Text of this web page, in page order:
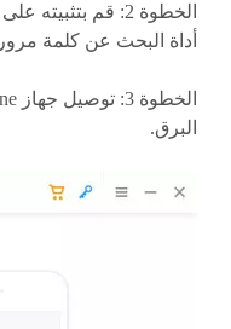
الخطوة 2: قم
أداة البحث عن كلمة مرور iOS بمجرد اكتمال التثبيت.
البرق.